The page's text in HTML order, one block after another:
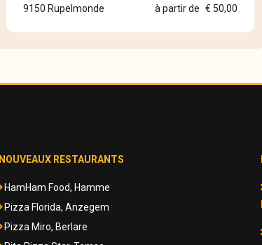
9150 Rupelmonde
à partir de € 50,00
NOUVEAUX RESTAURANTS
HamHam Food, Hamme
Pizza Florida, Anzegem
Pizza Miro, Berlare